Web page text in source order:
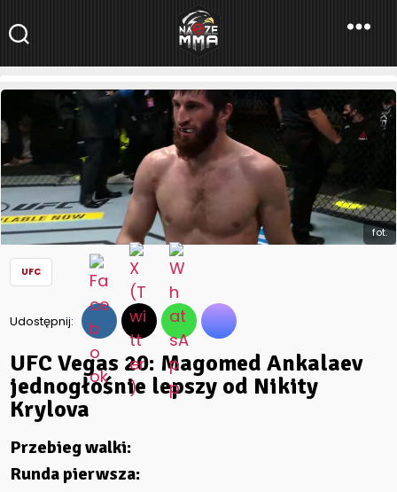
NaszeMMA
NaszeMMA.pl»Aktualności»Świat»UFC»UFC Vegas 20:
Magomed Ankalaev jednogłośnie lepszy od Nikity Krylova
fot.
UFC
Udostępnij:
UFC Vegas 20: Magomed Ankalaev
jednogłośnie lepszy od Nikity
Krylova
Przebieg walki:
Runda pierwsza: